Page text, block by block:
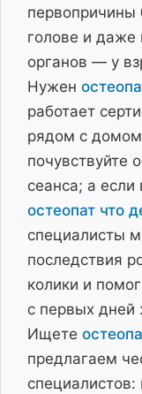
первопричины
голове и даже
органов — у
Нужен
работает
рядом с
почувствуйте
сеанса; а если
остеопат что
специалисты
последствия
колики и
с первых дней
Ищете
предлагаем
специалистов: